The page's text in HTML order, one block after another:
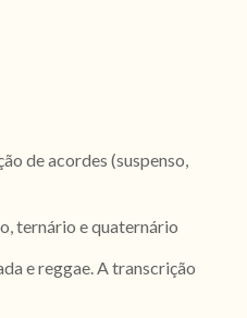
de acordes (suspenso,
ternário e quaternário
e reggae. A transcrição